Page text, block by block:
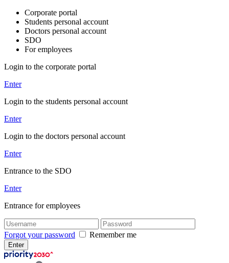
Corporate portal
Students personal account
Doctors personal account
SDO
For employees
Login to the corporate portal
Enter
Login to the students personal account
Enter
Login to the doctors personal account
Enter
Entrance to the SDO
Enter
Entrance for employees
Forgot your password Remember me